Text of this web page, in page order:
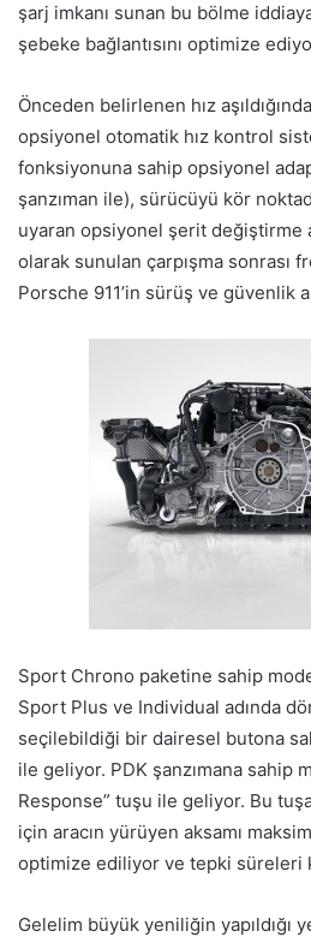
şarj imkanı sunan bu bölme
şebeke bağlantısını optimize
Önceden belirlenen hız
opsiyonel otomatik hız kontrol
fonksiyonuna sahip opsiyonel
şanzıman ile), sürücüyü kör
uyaran opsiyonel şerit değiştirme
olarak sunulan çarpışma sonrası
Porsche 911’in sürüş ve güvenlik
Sport Chrono paketine sahip
Sport Plus ve Individual adında
seçilebildiği bir dairesel butona
ile geliyor. PDK şanzımana sahip
Response” tuşu ile geliyor. Bu
için aracın yürüyen aksamı
optimize ediliyor ve tepki süreleri
Gelelim büyük yeniliğin yapıldığı